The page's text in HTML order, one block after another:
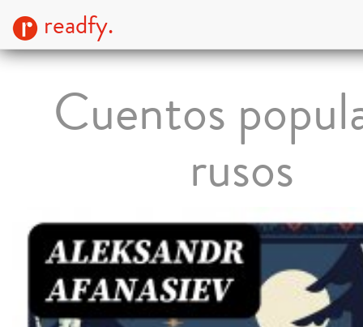
readfy.
Cuentos
rusos